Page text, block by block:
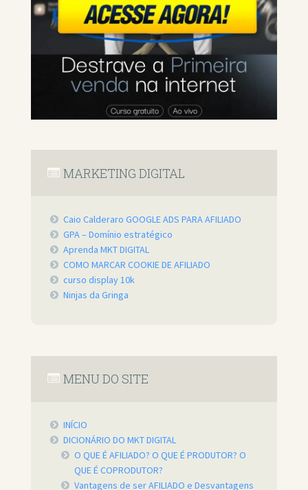
MARKETING DIGITAL
Caio Calderaro GOOGLE ADS PARA AFILIADO
GPA – Domínio estratégico
Aprenda MKT DIGITAL
COMO MARCAR COOKIE DE AFILIADO
curso display 10k
Ninjas da Gringa
MENU DO SITE
INÍCIO
DICIONÁRIO DO MKT DIGITAL
O QUE É AFILIADO? O QUE É PRODUTOR? O
QUE É COPRODUTOR?
Vantagens de ser AFILIADO e Desvantagens